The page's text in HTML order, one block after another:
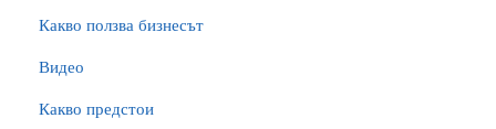
Какво ползва бизнесът
Видео
Какво предстои